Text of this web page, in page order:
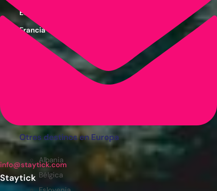
España
Francia
Grecia
Otros destinos en Europa
Albania
Bélgica
info@staytick.com
Staytick